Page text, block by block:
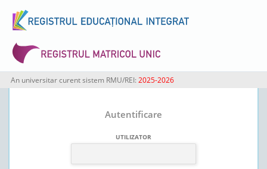
An universitar curent sistem RMU/REI: 2025-2026
Autentificare
UTILIZATOR